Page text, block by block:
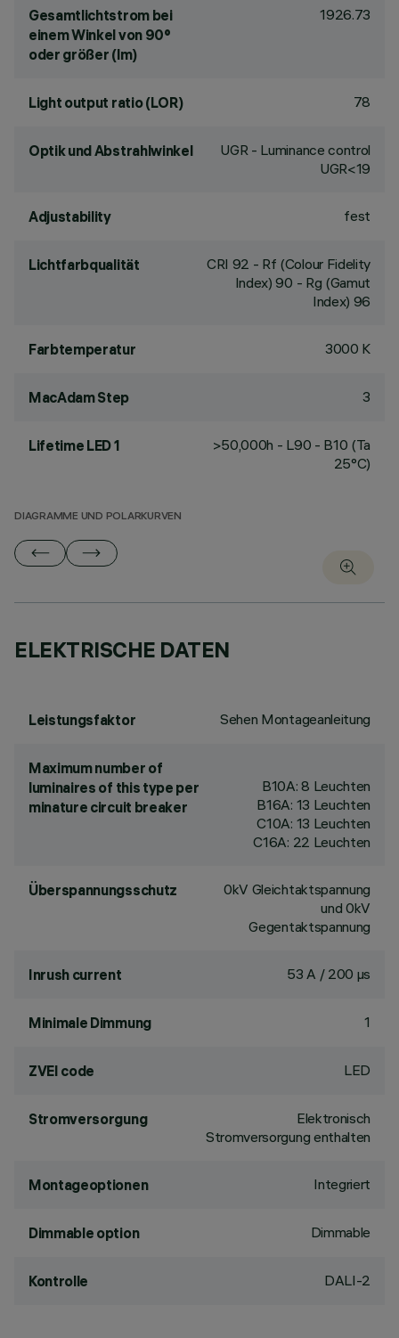
Gesamtlichtstrom bei
einem Winkel von 90°
oder größer (lm)
1926.73
Light output ratio (LOR) 78
Optik und Abstrahlwinkel
UGR - Luminance control
UGR<19
Adjustability fest
Lichtfarbqualität CRI 92 - Rf (Colour Fidelity
Index) 90 - Rg (Gamut
Index) 96
Farbtemperatur 3000 K
MacAdam Step 3
Lifetime LED 1
>50,000h - L90 - B10 (Ta
25°C)
DIAGRAMME UND POLARKURVEN
ELEKTRISCHE DATEN
Leistungsfaktor Sehen Montageanleitung
Maximum number of
luminaires of this type per
minature circuit breaker
B10A: 8 Leuchten
B16A: 13 Leuchten
C10A: 13 Leuchten
C16A: 22 Leuchten
Überspannungsschutz
0kV Gleichtaktspannung
und 0kV
Gegentaktspannung
Inrush current 53 A / 200 µs
Minimale Dimmung 1
ZVEI code LED
Stromversorgung
Elektronisch
Stromversorgung enthalten
Montageoptionen Integriert
Dimmable option Dimmable
Kontrolle DALI-2